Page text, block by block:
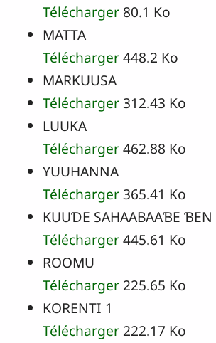
Télécharger 80.1 Ko
MATTA
Télécharger448.2 Ko
MARKUUSA
Télécharger312.43 Ko
LUUKA
Télécharger462.88 Ko
YUUHANNA
Télécharger365.41 Ko
KUUƊE SAHAABAAƁE ƁEN
Télécharger445.61 Ko
ROOMU
Télécharger 225.65 Ko
KORENTI 1
Télécharger 222.17 Ko